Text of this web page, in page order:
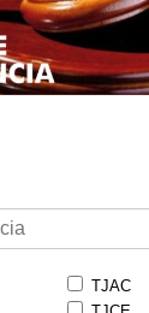
TJAC